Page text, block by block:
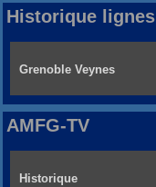
Historique lignes
Grenoble Veynes
AMFG-TV
Historique